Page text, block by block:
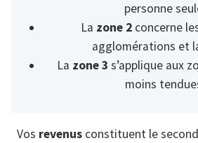
personne
La zone 2 concerne
agglomérations et
La zone 3 s’applique aux
moins
Vos revenusconstituent le